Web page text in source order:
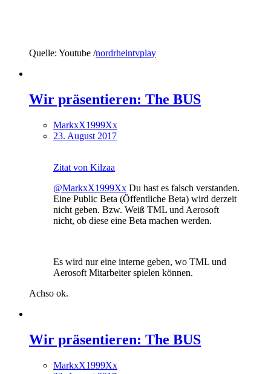
Quelle: Youtube /nordrheintvplay
Wir präsentieren: The BUS
MarkxX1999Xx
23. August 2017
Zitat von Kilzaa
@MarkxX1999Xx Du hast es falsch verstanden.
Eine Public Beta (Öffentliche Beta) wird derzeit
nicht geben. Bzw. Weiß TML und Aerosoft
nicht, ob diese eine Beta machen werden.
Es wird nur eine interne geben, wo TML und
Aerosoft Mitarbeiter spielen können.
Achso ok.
Wir präsentieren: The BUS
MarkxX1999Xx